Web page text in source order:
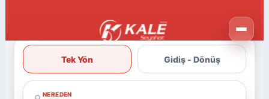
Tek Yön Gidiş - Dönüş
NEREDEN